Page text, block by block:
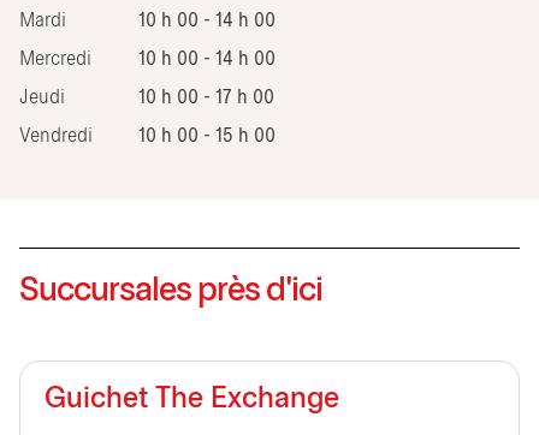
Mardi 10 h 00 - 14 h 00
Mercredi 10 h 00 - 14 h 00
Jeudi 10 h 00 - 17 h 00
Vendredi 10 h 00 - 15 h 00
Succursales près d'ici
Guichet The Exchange